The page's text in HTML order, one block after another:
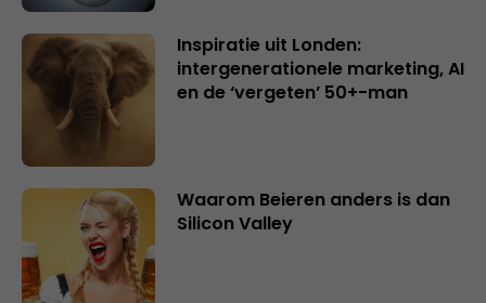
Inspiratie uit Londen:
intergenerationele marketing, AI
en de ‘vergeten’ 50+-man
Waarom Beieren anders is dan
Silicon Valley